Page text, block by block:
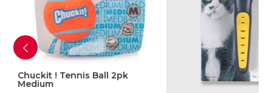
Seguir Comprando
Chuckit ! Tennis Ball 2pk
Medium